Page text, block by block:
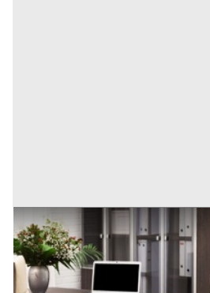
Ufficio all'asta a Padova
Padova (Padova)
Offerta minima
508.113 €